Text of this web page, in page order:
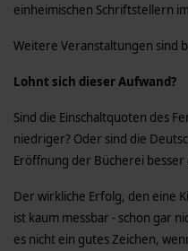
einheimischen Schriftstellern
Weitere Veranstaltungen sind
Lohnt sich dieser Aufwand?
Sind die Einschaltquoten des
niedriger? Oder sind die
Eröffnung der Bücherei
Der wirkliche Erfolg, den eine
ist kaum messbar - schon gar
es nicht ein gutes Zeichen,